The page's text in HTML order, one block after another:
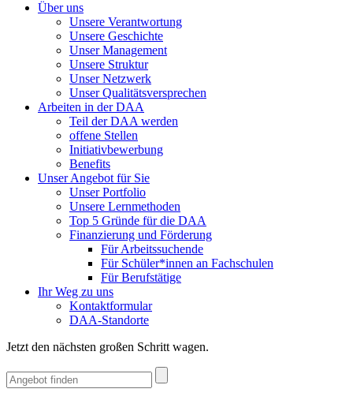
Über uns
Unsere Verantwortung
Unsere Geschichte
Unser Management
Unsere Struktur
Unser Netzwerk
Unser Qualitätsversprechen
Arbeiten in der DAA
Teil der DAA werden
offene Stellen
Initiativbewerbung
Benefits
Unser Angebot für Sie
Unser Portfolio
Unsere Lernmethoden
Top 5 Gründe für die DAA
Finanzierung und Förderung
Für Arbeitssuchende
Für Schüler*innen an Fachschulen
Für Berufstätige
Ihr Weg zu uns
Kontaktformular
DAA-Standorte
Jetzt den nächsten großen Schritt wagen.